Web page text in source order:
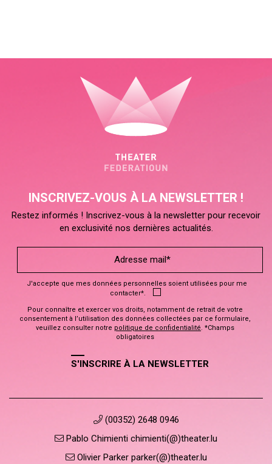
INSCRIVEZ-VOUS À LA NEWSLETTER !
Restez informés ! Inscrivez-vous à la newsletter pour recevoir
en exclusivité nos dernières actualités.
J'accepte que mes données personnelles soient utilisées pour me
contacter*.
Pour connaître et exercer vos droits, notamment de retrait de votre
consentement à l’utilisation des données collectées par ce formulaire,
veuillez consulter notre politique de confidentialité. *Champs
obligatoires
S'INSCRIRE À LA NEWSLETTER
(00352) 2648 0946
Pablo Chimienti chimienti(@)theater.lu
Olivier Parker parker(@)theater.lu